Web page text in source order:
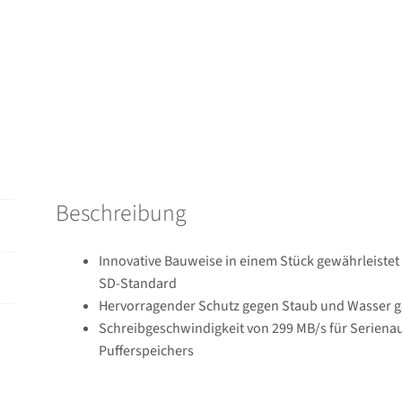
Beschreibung
Innovative Bauweise in einem Stück
SD-Standard
Hervorragender Schutz gegen Staub und Wasser
Schreibgeschwindigkeit von 299 MB/s für
Pufferspeichers